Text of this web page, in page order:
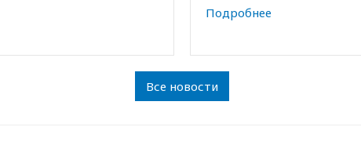
Подробнее
Все новости